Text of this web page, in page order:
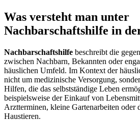
Was versteht man unter
Nachbarschaftshilfe in
Nachbarschaftshilfe beschreibt die
zwischen Nachbarn, Bekannten oder
häuslichen Umfeld. Im Kontext der
nicht um medizinische Versorgung,
Hilfen, die das selbstständige Leben
beispielsweise der Einkauf von
Arztterminen, kleine Gartenarbeiten oder
Haustieren.